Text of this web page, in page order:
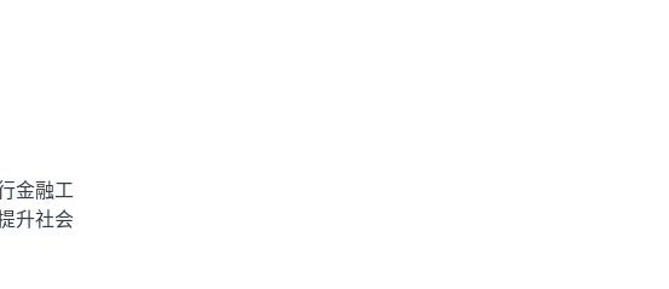
金融工
升社会